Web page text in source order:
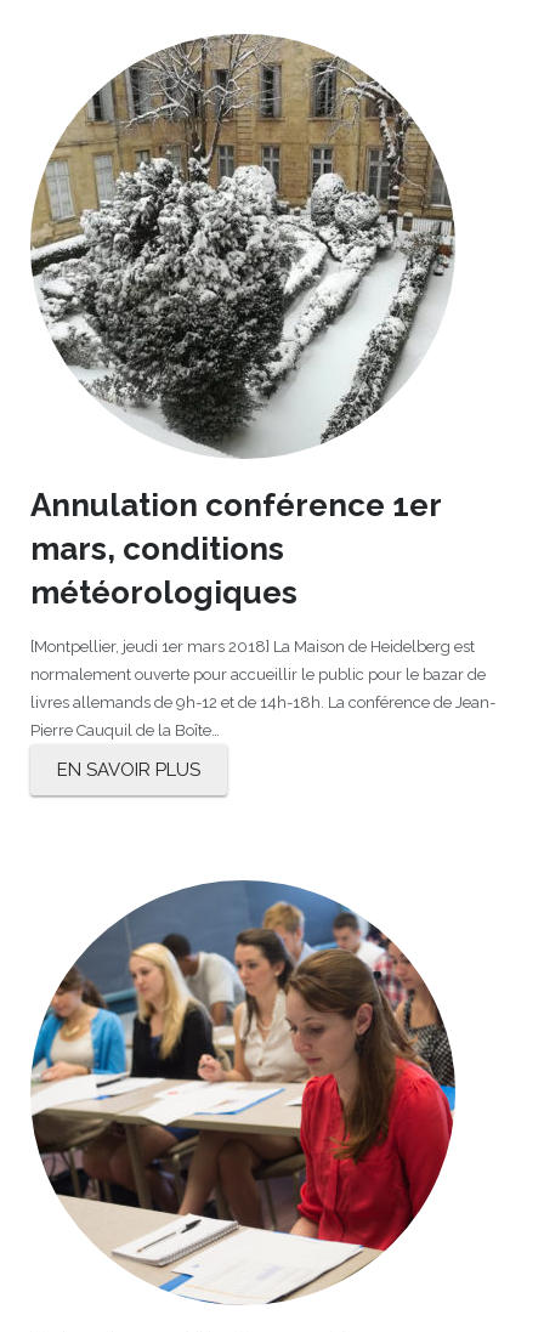
Annulation conférence 1er
mars, conditions
météorologiques
[Montpellier, jeudi 1er mars 2018] La Maison de Heidelberg est
normalement ouverte pour accueillir le public pour le bazar de
livres allemands de 9h-12 et de 14h-18h. La conférence de Jean-
Pierre Cauquil de la Boîte…
EN SAVOIR PLUS